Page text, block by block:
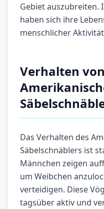
Gebiet auszubreiten.
haben sich ihre
menschlicher
Verhalten von
Das Verhalten des
Säbelschnäblers ist
Männchen zeigen
um Weibchen
verteidigen. Diese
tagsüber aktiv und